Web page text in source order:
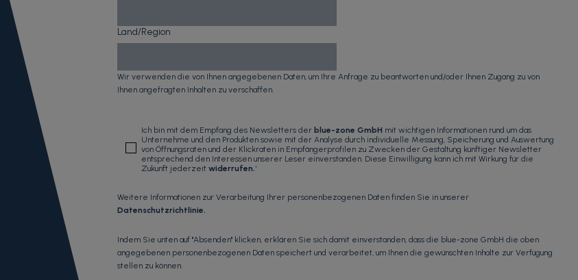
Land/Region
Wir verwenden die von Ihnen angegebenen Daten, um Ihre Anfrage zu beantworten und/oder Ihnen Zugang zu von
Ihnen angefragten Inhalten zu verschaffen.
Ich bin mit dem Empfang des Newsletters der blue-zone GmbH mit wichtigen Informationen rund um das
Unternehme und den Produkten sowie mit der Analyse durch individuelle Messung, Speicherung und Auswertung
von Öffnungsraten und der Klickraten in Empfängerprofilen zu Zwecken der Gestaltung künftiger Newsletter
entsprechend den Interessen unserer Leser einverstanden. Diese Einwilligung kann ich mit Wirkung für die
Zukunft jederzeit widerrufen.*
Weitere Informationen zur Verarbeitung Ihrer personenbezogenen Daten finden Sie in unserer
Datenschutzrichtlinie.
Indem Sie unten auf "Absenden" klicken, erklären Sie sich damit einverstanden, dass die blue-zone GmbH die oben
angegebenen personenbezogenen Daten speichert und verarbeitet, um Ihnen die gewünschten Inhalte zur Verfügung
stellen zu können.